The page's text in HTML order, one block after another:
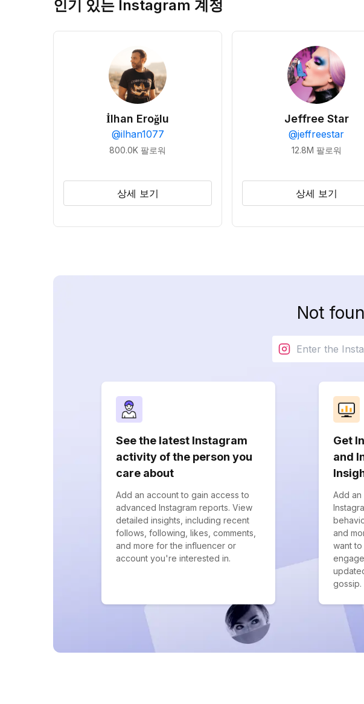
인기 있는 Instagram 계정
İlhan Eroğlu
@ilhan1077
800.0K 팔로워
상세 보기
Jeffree Star
@jeffreestar
12.8M 팔로워
상세 보기
Not
See the latest Instagram
activity of the person you
care about
Add an account to gain access to
advanced Instagram reports. View
detailed insights, including recent
follows, following, likes, comments,
and more for the influencer or
account you're interested in.
Get
and
Add
and
want to
gossip.